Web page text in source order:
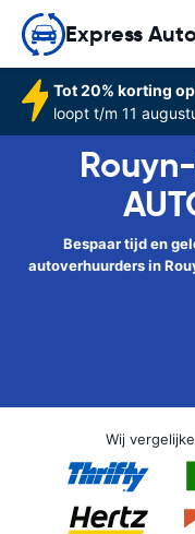
Express
Tot 20% korting
loopt t/m 11
Bespaar tijd en
autoverhuurders in
Wij